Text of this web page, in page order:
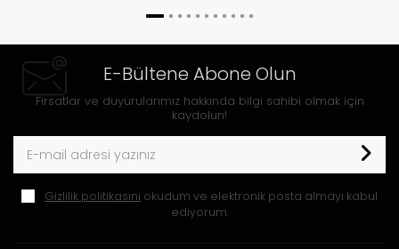
E-Bültene Abone Olun
Fırsatlar ve duyurularımız hakkında bilgi sahibi olmak için
kaydolun!
Gizlilik politikasını okudum ve elektronik posta almayı kabul
ediyorum.